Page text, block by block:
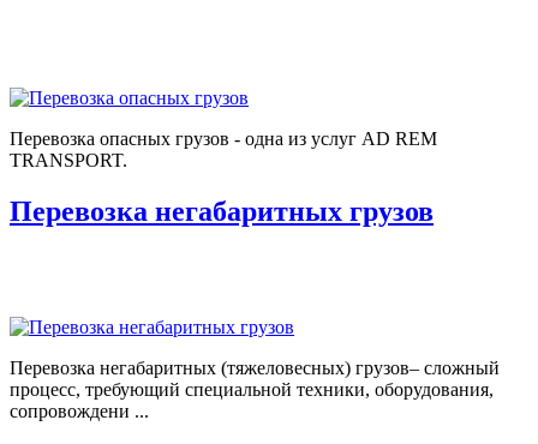
Перевозка опасных грузов - одна из услуг AD REM
TRANSPORT.
Перевозка негабаритных грузов
Перевозка негабаритных (тяжеловесных) грузов– сложный
процесс, требующий специальной техники, оборудования,
сопровождени ...